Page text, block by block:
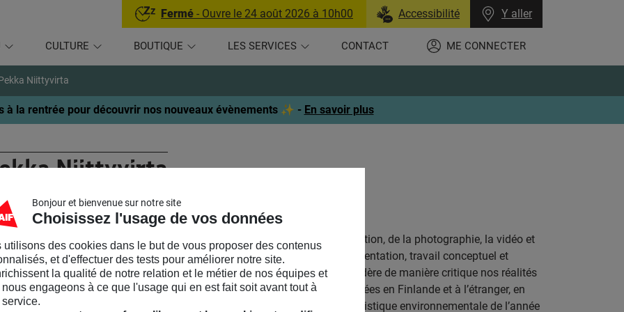
Fermé - Ouvre le 24 août 2026 à 10h00 Accessibilité Y aller
CULTURE BOUTIQUE LES SERVICES CONTACT ME CONNECTER
Niittyvirta
à la rentrée pour découvrir nos nouveaux évènements ✨ - En savoir plus
Niittyvirta
Niittyvirta
(née en 1974 à Helsinki) travaille à l’intersection de l’installation, de la photographie, la vidéo et
alternatives de l’image — brouillant les frontières de l’expérimentation, travail conceptuel et
À travers plusieurs esthétiques et substantiels Niittyvirta considère de manière critique nos réalités
construites. Depuis 1999, Les œuvres de Niittyvirta ont été exposées en Finlande et à l’étranger, en
et en groupe. des expositions. En 2014, il a remporté le prix de l’œuvre artistique environnementale de l’année
Bonjour et bienvenue sur notre site
Choisissez l'usage de vos données
utilisons des cookies dans le but de vous proposer des contenus
et d'effectuer des tests pour améliorer notre site.
la qualité de notre relation et le métier de nos équipes et
nous engageons à ce que l'usage qui en est fait soit avant tout à